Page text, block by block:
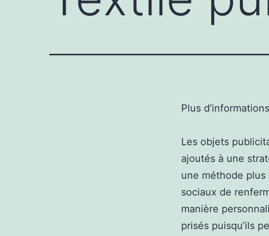
Plus
Les objets
ajoutés à une
une méthode
sociaux de
manière
prisés puisqu’ils